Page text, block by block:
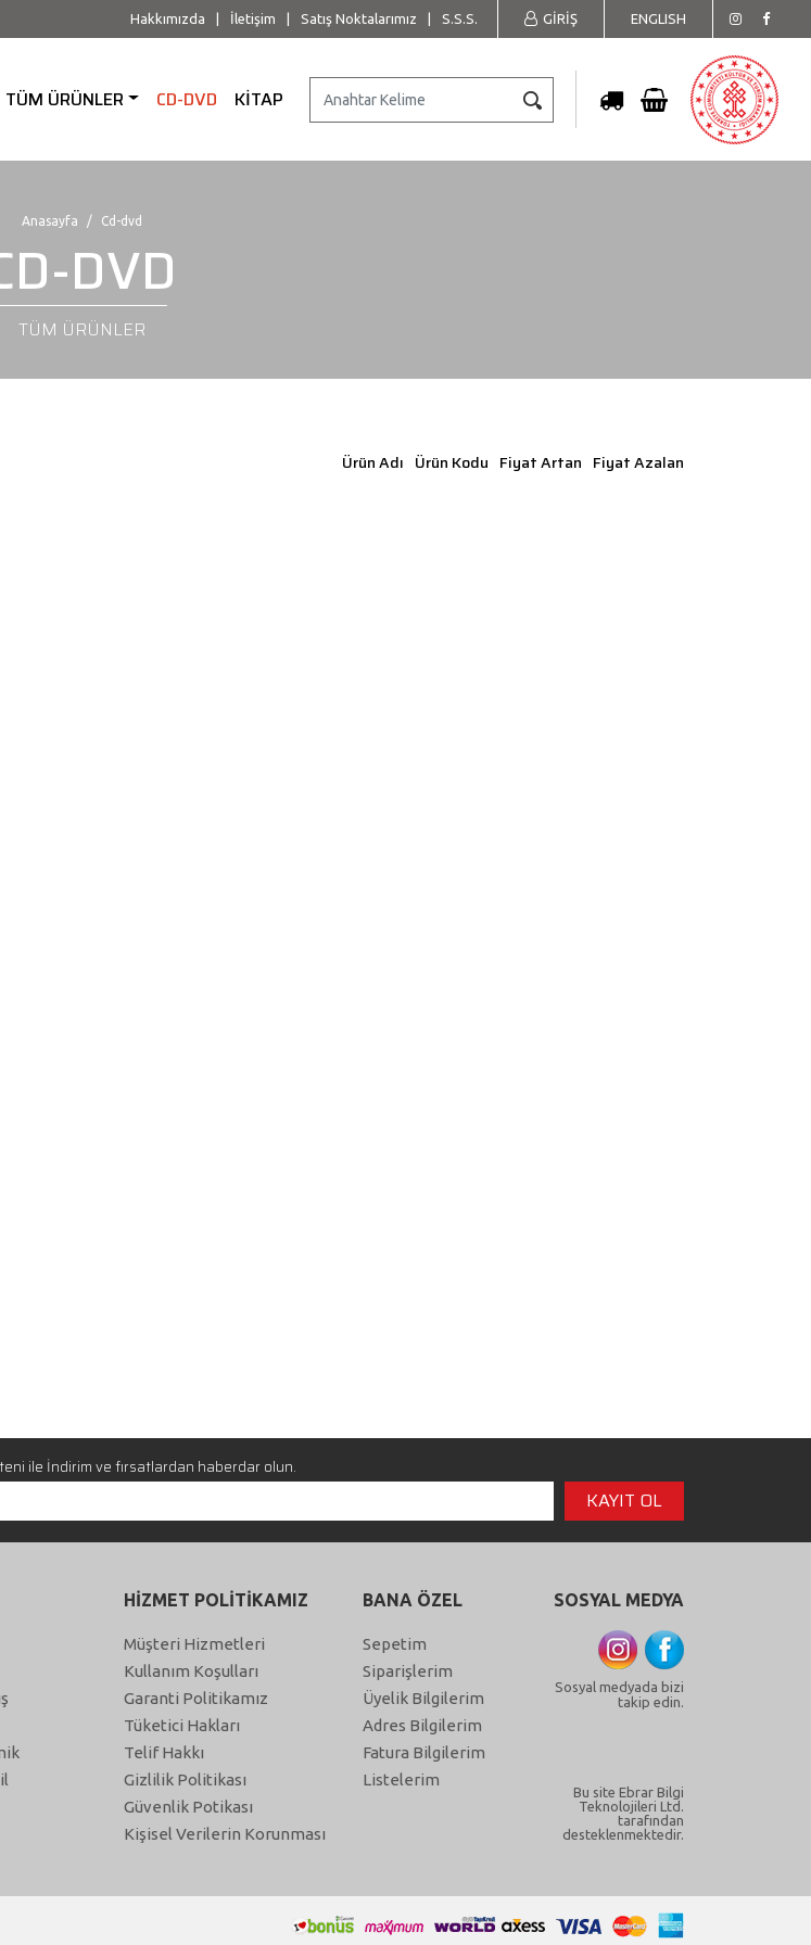
ENGLISH
GİRİŞ
Hakkımızda İletişim Satış Noktalarımız S.S.S.
TÜM ÜRÜNLER CD-DVD KİTAP
Anasayfa Cd-dvd
DVD
TÜM ÜRÜNLER
Ürün Adı Ürün Kodu Fiyat Artan Fiyat Azalan
ile İndirim ve fırsatlardan haberdar olun.
HİZMET POLİTİKAMIZ
Müşteri Hizmetleri
Kullanım Koşulları
Garanti Politikamız
Tüketici Hakları
Telif Hakkı
Gizlilik Politikası
Güvenlik Potikası
Kişisel Verilerin Korunması
BANA ÖZEL
Sepetim
Siparişlerim
Üyelik Bilgilerim
Adres Bilgilerim
Fatura Bilgilerim
Listelerim
SOSYAL MEDYA
Sosyal medyada bizi
takip edin.
Bu site Ebrar Bilgi
Teknolojileri Ltd.
tarafından
desteklenmektedir.